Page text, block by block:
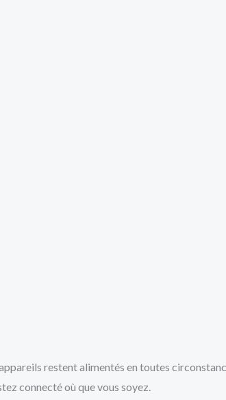
restent alimentés en toutes
connecté où que vous soyez.